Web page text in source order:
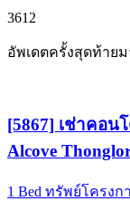
3612
อัพเดตครั้งสุดท้าย
[5867] เช่าคอน
Alcove
1 Bed ทรัพย์โครงก